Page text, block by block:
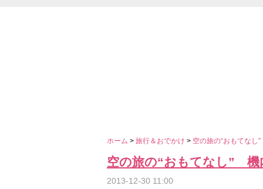
ホーム > 旅行＆おでかけ > 空の旅の“おもてな
空の旅の“おもてなし” 機
2013-12-30 11:00